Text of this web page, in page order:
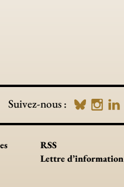
Suivez-nous :
RSS
Lettre d’information